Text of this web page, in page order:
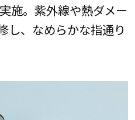
施。紫外線や熱ダメー
し、なめらかな指通り